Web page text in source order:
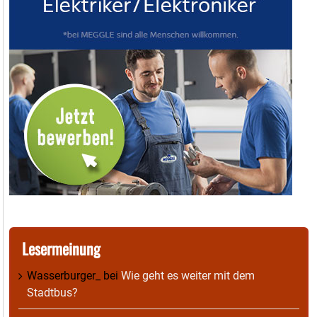
Lesermeinung
Wasserburger_ bei Wie geht es weiter mit dem
Stadtbus?